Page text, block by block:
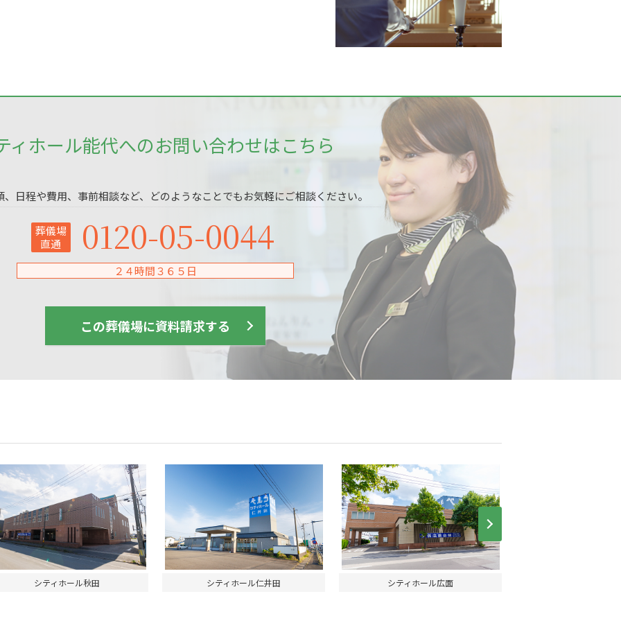
ィホール能代へのお問い合わせはこちら
、日程や費用、事前相談など、どのようなことでもお気軽にご相談ください。
葬儀場
直通
0120-05-0044
２４時間３６５日
この葬儀場に資料請求する
シティホール秋田 シティホール仁井田 シティホール広面